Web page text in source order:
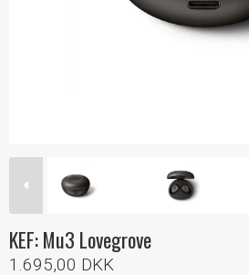
KEF: Mu3 Lovegrove
1.695,00 DKK